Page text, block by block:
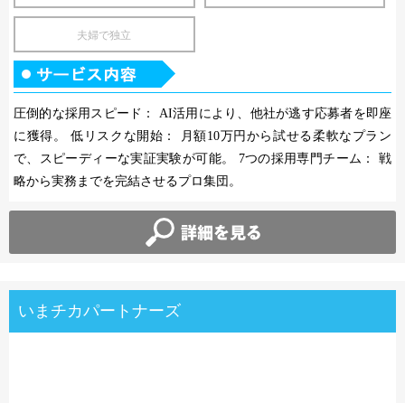
夫婦で独立
圧倒的な採用スピード： AI活用により、他社が逃す応募者を即座
に獲得。 低リスクな開始： 月額10万円から試せる柔軟なプラン
で、スピーディーな実証実験が可能。 7つの採用専門チーム： 戦
略から実務までを完結させるプロ集団。
いまチカパートナーズ